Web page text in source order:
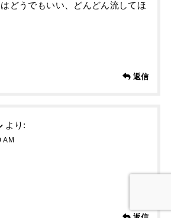
どうでもいい、どんどん流してほ
返信
より:
AM